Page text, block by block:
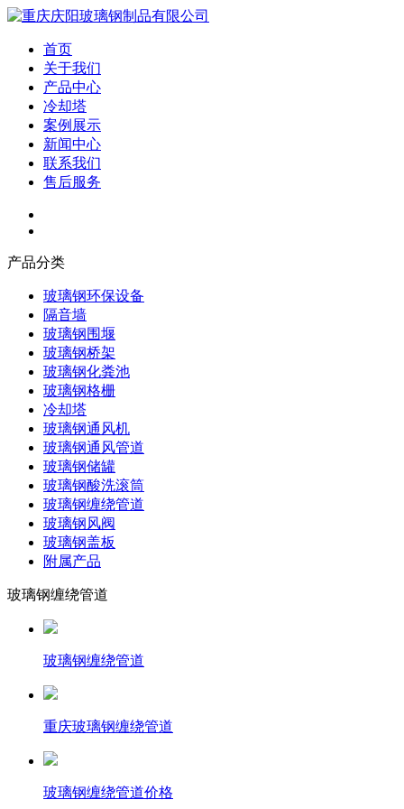
首页
关于我们
产品中心
冷却塔
案例展示
新闻中心
联系我们
售后服务
产品分类
玻璃钢环保设备
隔音墙
玻璃钢围堰
玻璃钢桥架
玻璃钢化粪池
玻璃钢格栅
冷却塔
玻璃钢通风机
玻璃钢通风管道
玻璃钢储罐
玻璃钢酸洗滚筒
玻璃钢缠绕管道
玻璃钢风阀
玻璃钢盖板
附属产品
玻璃钢缠绕管道
玻璃钢缠绕管道
重庆玻璃钢缠绕管道
玻璃钢缠绕管道价格